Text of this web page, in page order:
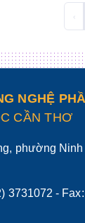
‹
NGHỆ
CẦN THƠ
phường
3731072 -